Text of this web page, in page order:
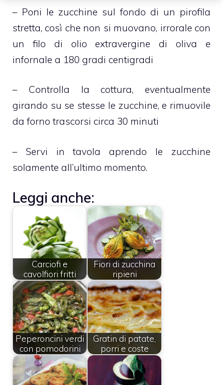
– Poni le zucchine sul fondo di un pirofila
stretta, così che non si muovano, irrorale con
un filo di olio extravergine di oliva e
infornale a 180 gradi centigradi
– Controlla la cottura, eventualmente
girando su se stesse le zucchine, e rimuovile
da forno trascorsi circa 30 minuti
– Servi in tavola aprendo le zucchine
solamente all’ultimo momento.
Leggi anche:
Carciofi e
cavolfiori fritti
Fiori di zucchina
ripieni
Peperoncini verdi
con pomodorini
Gratin di patate,
porri e coste